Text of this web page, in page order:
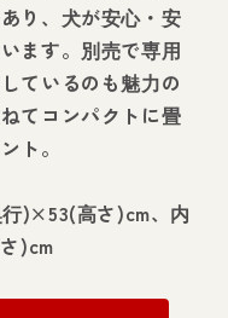
り、犬が安心・安
ます。別売で専用
ているのも魅力の
てコンパクトに畳
ト。
)×53(高さ)cm、内
)cm